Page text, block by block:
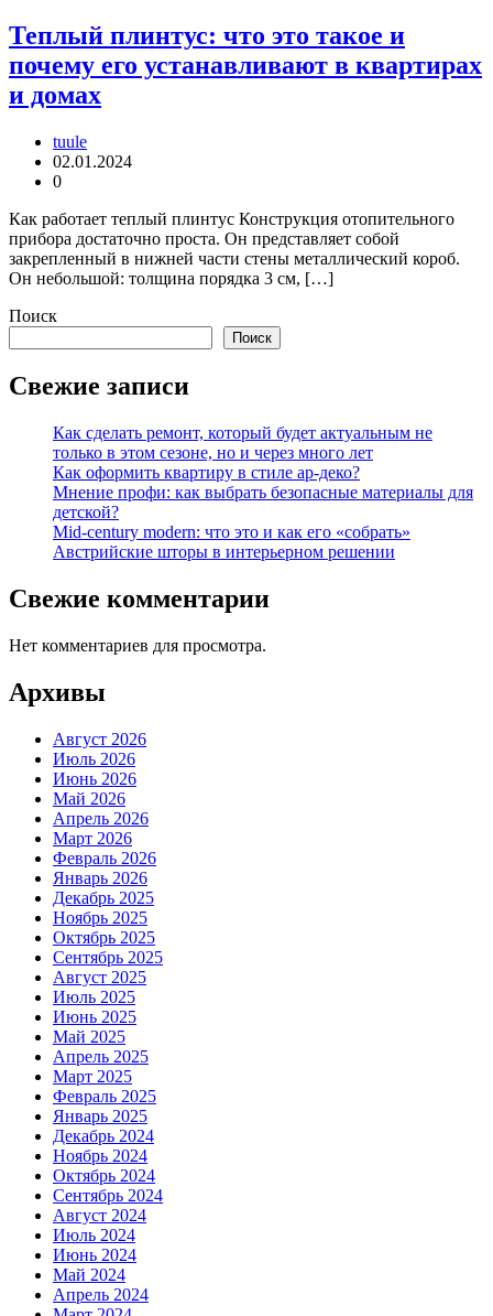
Теплый плинтус: что это такое и
почему его устанавливают в квартирах
и домах
tuule
02.01.2024
0
Как работает теплый плинтус Конструкция отопительного
прибора достаточно проста. Он представляет собой
закрепленный в нижней части стены металлический короб.
Он небольшой: толщина порядка 3 см, […]
Поиск
Поиск
Свежие записи
Как сделать ремонт, который будет актуальным не
только в этом сезоне, но и через много лет
Как оформить квартиру в стиле ар-деко?
Мнение профи: как выбрать безопасные материалы для
детской?
Mid-century modern: что это и как его «собрать»
Австрийские шторы в интерьерном решении
Свежие комментарии
Нет комментариев для просмотра.
Архивы
Август 2026
Июль 2026
Июнь 2026
Май 2026
Апрель 2026
Март 2026
Февраль 2026
Январь 2026
Декабрь 2025
Ноябрь 2025
Октябрь 2025
Сентябрь 2025
Август 2025
Июль 2025
Июнь 2025
Май 2025
Апрель 2025
Март 2025
Февраль 2025
Январь 2025
Декабрь 2024
Ноябрь 2024
Октябрь 2024
Сентябрь 2024
Август 2024
Июль 2024
Июнь 2024
Май 2024
Апрель 2024